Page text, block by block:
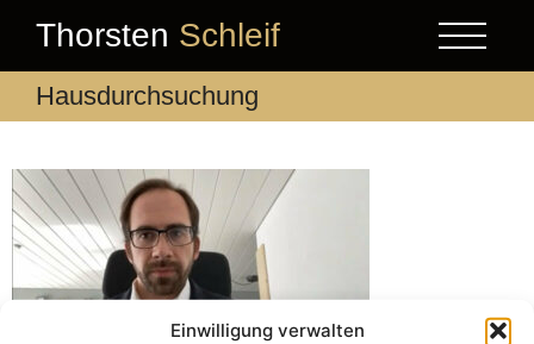
Einwilligung verwalten
Thorsten Schleif
Hausdurchsuchung